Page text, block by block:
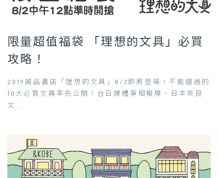
限量超值福袋 「理想的文具」必買
攻略！
2019誠品書店「理想的文具」8/2即將登場，不能錯過的
10大必買文具率先公開！台日媒體爭相報導、日本奈良
文...